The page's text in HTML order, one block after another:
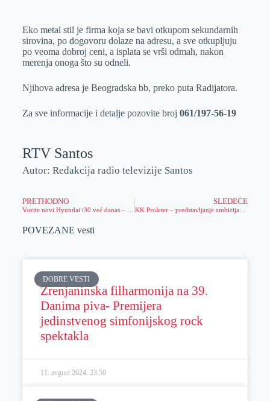
Eko metal stil je firma koja se bavi otkupom sekundarnih
sirovina, po dogovoru dolaze na adresu, a sve otkupljuju
po veoma dobroj ceni, a isplata se vrši odmah, nakon
merenja onoga što su odneli.
Njihova adresa je Beogradska bb, preko puta Radijatora.
Za sve informacije i detalje pozovite broj 061/197-56-19
RTV Santos
Autor: Redakcija radio televizije Santos
PRETHODNO SLEDEĆE
POVEZANE vesti
DOBRE VESTI
Zrenjaninska filharmonija na 39.
Danima piva- Premijera
jedinstvenog simfonijskog rock
spektakla
11. avgust 2024. 23:50